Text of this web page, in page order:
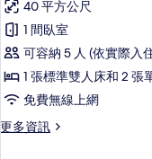
察
獅
子
的
有
40 平方公尺
1 間臥室
可容納 5 人 (依實際入
1 張標準雙人床和 2 張
免費無線上網
更多資訊
更